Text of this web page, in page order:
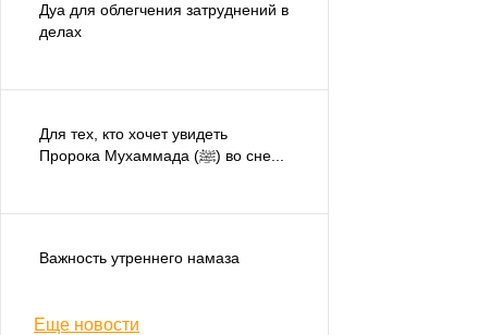
Дуа для облегчения затруднений в
делах
Для тех, кто хочет увидеть
Пророка Мухаммада (ﷺ) во сне...
Важность утреннего намаза
Еще новости